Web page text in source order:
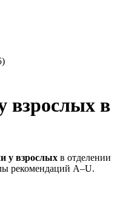
взрослых в
у взрослых в отделении
рекомендаций A–U.